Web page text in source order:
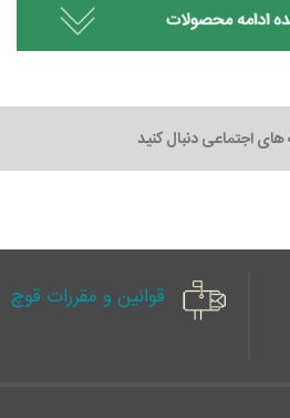
های اجتماعی دنبال کنید
قوانین و مقررات قوچ